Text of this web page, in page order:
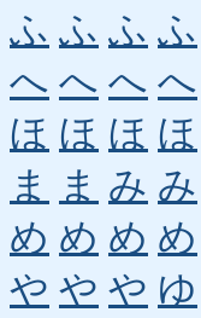
ふ ふ ふ ふ
へ へ へ へ
ほ ほ ほ ほ
ま
ま み み
め め め め
や や や ゆ